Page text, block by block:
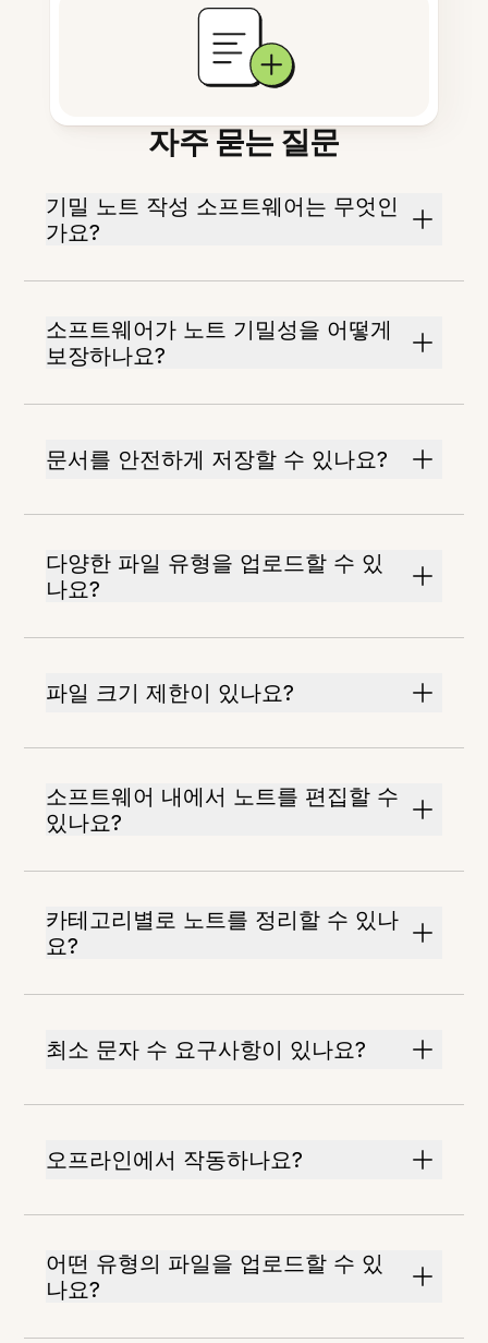
자주 묻는 질문
기밀 노트 작성 소프트웨어는 무엇인
가요?
소프트웨어가 노트 기밀성을 어떻게
보장하나요?
문서를 안전하게 저장할 수 있나요?
다양한 파일 유형을 업로드할 수 있
나요?
파일 크기 제한이 있나요?
소프트웨어 내에서 노트를 편집할 수
있나요?
카테고리별로 노트를 정리할 수 있나
요?
최소 문자 수 요구사항이 있나요?
오프라인에서 작동하나요?
어떤 유형의 파일을 업로드할 수 있
나요?